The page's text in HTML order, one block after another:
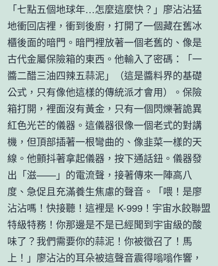
「七點五個地球年…怎麼這麼快？」廖沾沾猛
地衝回店裡，衝到後廚，打開了一個藏在舊冰
櫃後面的暗門。暗門裡放著一個老舊的、像是
古代金屬保險箱的東西。他輸入了密碼：「一
醬二醋三油四辣五蒜泥」（這是醬料界的基礎
公式，只有像他這樣的傳統派才會用）。保險
箱打開，裡面沒有黃金，只有一個閃爍著詭異
紅色光芒的儀器。這儀器很像一個老式的對講
機，但頂部插著一根彎曲的、像韭菜一樣的天
線。他顫抖著拿起儀器，按下通話鈕。儀器發
出「滋——」的電流聲，接著傳來一陣高八
度、急促且充滿養生焦慮的聲音。「喂！是廖
沾沾嗎！快接聽！這裡是 K-999！宇宙水餃聯盟
特級特務！你那邊是不是已經聞到宇宙級的酸
味了？我們需要你的蒜泥！你被徵召了！馬
上！」廖沾沾的耳朵被這聲音震得嗡嗡作響，